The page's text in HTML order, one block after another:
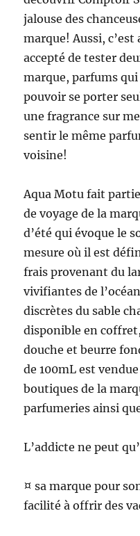
jalouse des
marque! Aussi, c’est
accepté de tester
marque, parfums
pouvoir se porter
une fragrance sur
sentir le même
voisine!
Aqua Motu fait
de voyage de la
d’été qui évoque le
mesure où il est
frais provenant du
vivifiantes de
discrètes du sable
disponible en
douche et beurre
de 100mL est
boutiques de la
parfumeries ainsi
L’addicte ne peut
¤ sa marque pour
facilité à offrir des